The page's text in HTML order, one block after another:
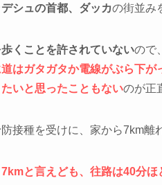
シュの首都、ダッカの街並み
くことを許されていないので
はガタガタか電線がぶら下
いと思ったこともないのが正
接種を受けに、家から7km離
7kmと言えども、往路は40分